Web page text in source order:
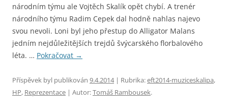
národním týmu ale Vojtěch Skalík opět chybí. A trenér
národního týmu Radim Cepek dal hodně nahlas najevo
svou nevoli. Loni byl jeho přestup do Alligator Malans
jedním nejdůležitějších trejdů švýcarského florbalového
léta. … Pokračovat →
Příspěvek byl publikován 9.4.2014| Rubrika:eft2014-muziceskalipa,
HP, Reprezentace | Autor:Tomáš Rambousek.